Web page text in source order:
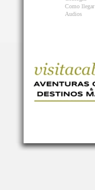
Como llegar
Audios